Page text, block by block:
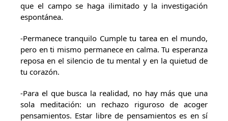
que el campo se haga ilimitado y la investigación
espontánea.
-Permanece tranquilo Cumple tu tarea en el mundo,
pero en ti mismo permanece en calma. Tu esperanza
reposa en el silencio de tu mental y en la quietud de
tu corazón.
-Para el que busca la realidad, no hay más que una
sola meditación: un rechazo riguroso de acoger
pensamientos. Estar libre de pensamientos es en sí